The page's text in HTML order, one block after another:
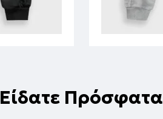
Είδατε Πρόσφατα